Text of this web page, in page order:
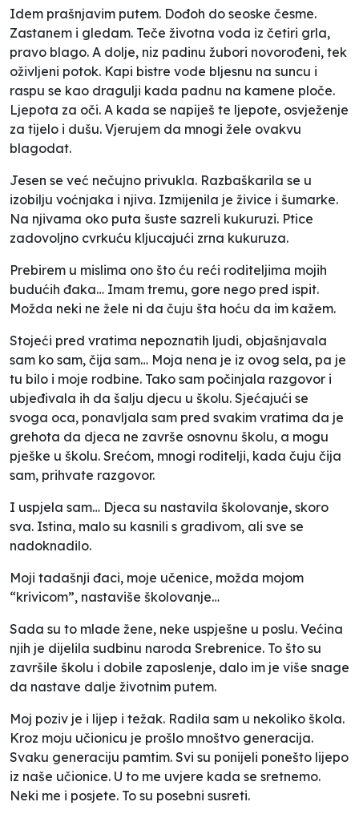
Idem prašnjavim putem. Dođoh do seoske česme.
Zastanem i gledam. Teče životna voda iz četiri grla,
pravo blago. A dolje, niz padinu žubori novorođeni, tek
oživljeni potok. Kapi bistre vode bljesnu na suncu i
raspu se kao dragulji kada padnu na kamene ploče.
Ljepota za oči. A kada se napiješ te ljepote, osvježenje
za tijelo i dušu. Vjerujem da mnogi žele ovakvu
blagodat.
Jesen se već nečujno privukla. Razbaškarila se u
izobilju voćnjaka i njiva. Izmijenila je živice i šumarke.
Na njivama oko puta šuste sazreli kukuruzi. Ptice
zadovoljno cvrkuću kljucajući zrna kukuruza.
Prebirem u mislima ono što ću reći roditeljima mojih
budućih đaka… Imam tremu, gore nego pred ispit.
Možda neki ne žele ni da čuju šta hoću da im kažem.
Stojeći pred vratima nepoznatih ljudi, objašnjavala
sam ko sam, čija sam… Moja nena je iz ovog sela, pa je
tu bilo i moje rodbine. Tako sam počinjala razgovor i
ubjeđivala ih da šalju djecu u školu. Sjećajući se
svoga oca, ponavljala sam pred svakim vratima da je
grehota da djeca ne završe osnovnu školu, a mogu
pješke u školu. Srećom, mnogi roditelji, kada čuju čija
sam, prihvate razgovor.
I uspjela sam… Djeca su nastavila školovanje, skoro
sva. Istina, malo su kasnili s gradivom, ali sve se
nadoknadilo.
Moji tadašnji đaci, moje učenice, možda mojom
“krivicom”, nastaviše školovanje…
Sada su to mlade žene, neke uspješne u poslu. Većina
njih je dijelila sudbinu naroda Srebrenice. To što su
završile školu i dobile zaposlenje, dalo im je više snage
da nastave dalje životnim putem.
Moj poziv je i lijep i težak. Radila sam u nekoliko škola.
Kroz moju učionicu je prošlo mnoštvo generacija.
Svaku generaciju pamtim. Svi su ponijeli ponešto lijepo
iz naše učionice. U to me uvjere kada se sretnemo.
Neki me i posjete. To su posebni susreti.